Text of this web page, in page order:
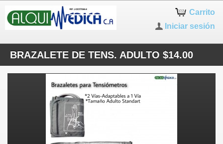
Carrito
Iniciar sesión
BRAZALETE DE TENS. ADULTO $14.00